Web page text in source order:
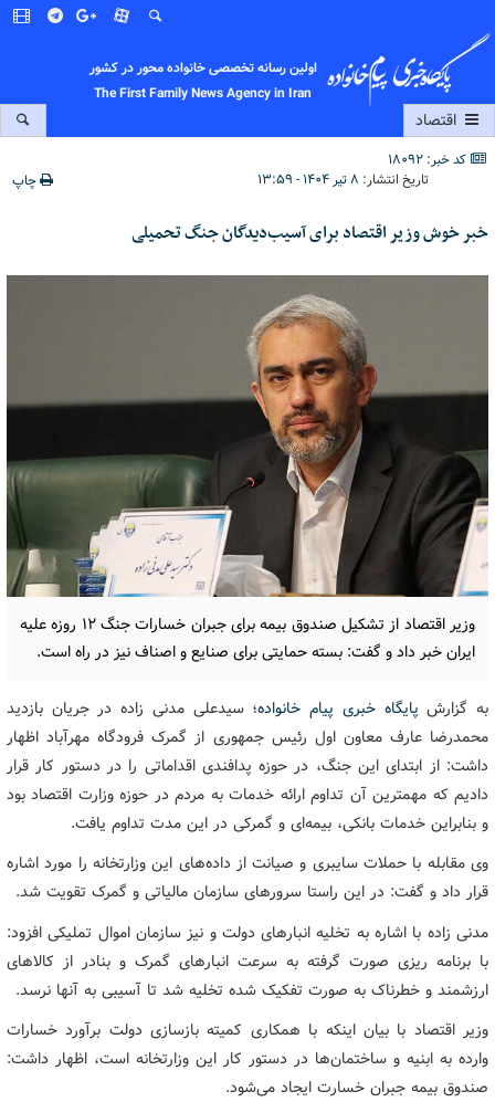
اولین رسانه تخصصی خانواده محور در کشور
The First Family News Agency in Iran
اقتصاد
کد خبر: 18092
تاریخ انتشار: ۸ تیر ۱۴۰۴ - ۱۳:۵۹ چاپ
خبر خوش وزیر اقتصاد برای آسیب‌دیدگان جنگ تحمیلی
وزیر اقتصاد از تشکیل صندوق بیمه برای جبران خسارات جنگ ۱۲ روزه علیه
ایران خبر داد و گفت: بسته حمایتی برای صنایع و اصناف نیز در راه است.
به گزارش پایگاه خبری پیام خانواده؛ سیدعلی مدنی زاده در جریان بازدید
محمدرضا عارف معاون اول رئیس جمهوری از گمرک فرودگاه مهرآباد اظهار
داشت: از ابتدای این جنگ، در حوزه پدافندی اقداماتی را در دستور کار قرار
دادیم که مهمترین آن تداوم ارائه خدمات به مردم در حوزه وزارت اقتصاد بود
و بنابراین خدمات بانکی، بیمه‌ای و گمرکی در این مدت تداوم یافت.
وی مقابله با حملات سایبری و صیانت از داده‌های این وزارتخانه را مورد اشاره
قرار داد و گفت: در این راستا سرورهای سازمان مالیاتی و گمرک تقویت شد.
مدنی زاده با اشاره به تخلیه انبارهای دولت و نیز سازمان اموال تملیکی افزود:
با برنامه ریزی صورت گرفته به سرعت انبارهای گمرک و بنادر از کالاهای
ارزشمند و خطرناک به صورت تفکیک شده تخلیه شد تا آسیبی به آنها نرسد.
وزیر اقتصاد با بیان اینکه با همکاری کمیته بازسازی دولت برآورد خسارات
وارده به ابنیه و ساختمان‌ها در دستور کار این وزارتخانه است، اظهار داشت:
صندوق بیمه جبران خسارت ایجاد می‌شود.